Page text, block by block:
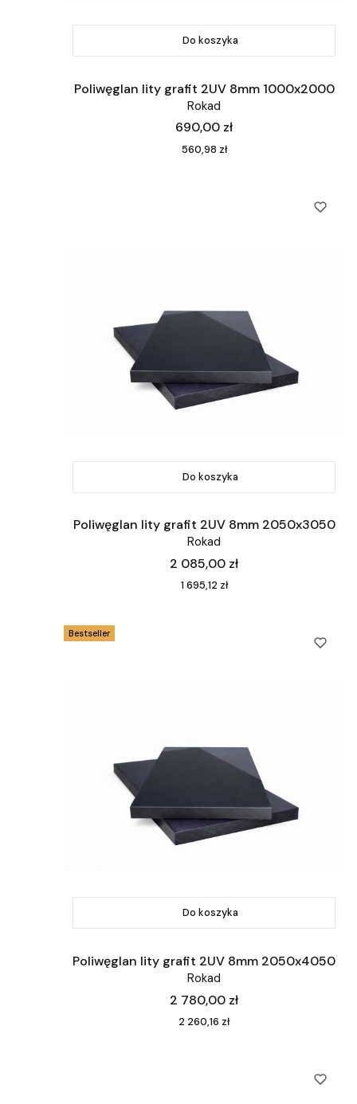
Do koszyka
Poliwęglan lity grafit 2UV 8mm 1000x2000
Rokad
Cena
690,00 zł
Cena
560,98 zł
Do koszyka
Poliwęglan lity grafit 2UV 8mm 2050x3050
Rokad
Cena
2 085,00 zł
Cena
1 695,12 zł
Bestseller
Do koszyka
Poliwęglan lity grafit 2UV 8mm 2050x4050
Rokad
Cena
2 780,00 zł
Cena
2 260,16 zł